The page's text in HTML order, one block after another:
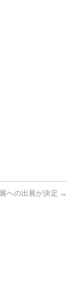
への出展が決定 →